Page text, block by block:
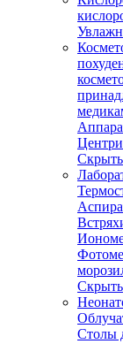
Зачем
Все
покупки
одном
месте
Личный
менеджер
статуса
заказа
Скрыть
Скрыть
Столы